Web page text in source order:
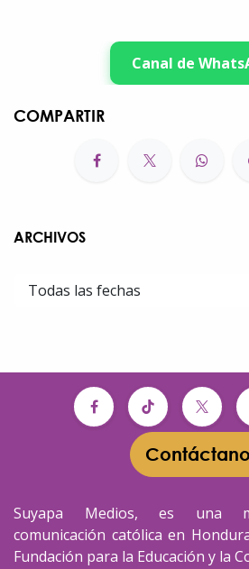
Canal de
COMPARTIR
ARCHIVOS
Suyapa Medios, es una
comunicación católica en
Fundación para la Educación y la